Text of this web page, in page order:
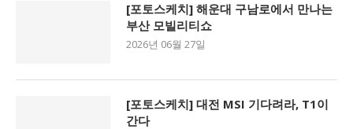
[포토스케치] 해운대 구남로에서 만나는
부산 모빌리티쇼
2026년 06월 27일
[포토스케치] 대전 MSI 기다려라, T1이
간다